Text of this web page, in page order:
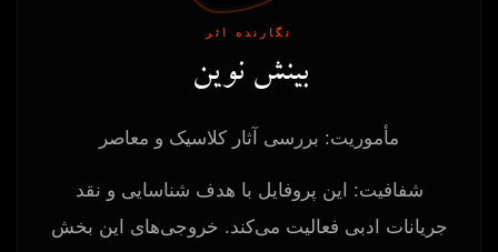
نگارنده اثر
بینش نوین
مأموریت: بررسی آثار کلاسیک و معاصر
شفافیت: این پروفایل با هدف شناسایی و نقد
جریانات ادبی فعالیت می‌کند. خروجی‌های این بخش